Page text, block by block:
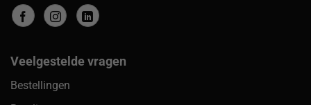
Veelgestelde vragen
Bestellingen